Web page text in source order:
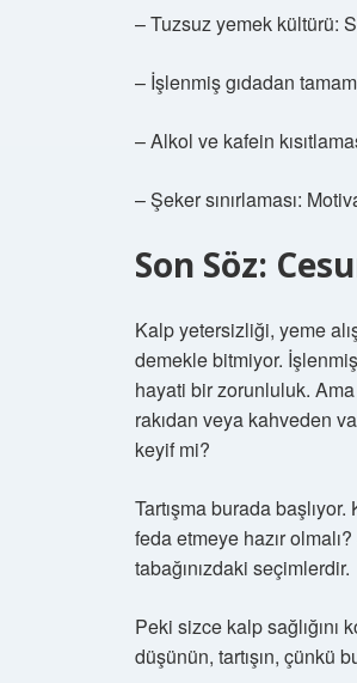
– Tuzsuz yemek kültürü:
– İşlenmiş gıdadan
– Alkol ve kafein
– Şeker sınırlaması:
Son Söz:
Kalp yetersizliği, yeme
demekle bitmiyor.
hayati bir zorunluluk.
rakıdan veya kahveden
keyif mi?
Tartışma burada
feda etmeye hazır
tabağınızdaki seçimlerdir.
Peki sizce kalp sağlığını
düşünün, tartışın, çünkü